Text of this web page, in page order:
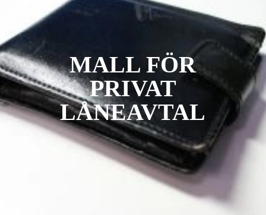
MALL FÖR
PRIVAT
LÅNEAVTAL